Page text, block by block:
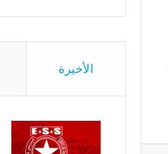
الأخيرة